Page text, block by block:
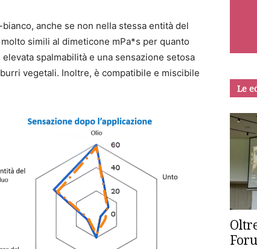
anche se non nella stessa entità del
simili al dimeticone mPa*s per quanto
spalmabilità e una sensazione setosa
vegetali. Inoltre, è compatibile e miscibile
Le